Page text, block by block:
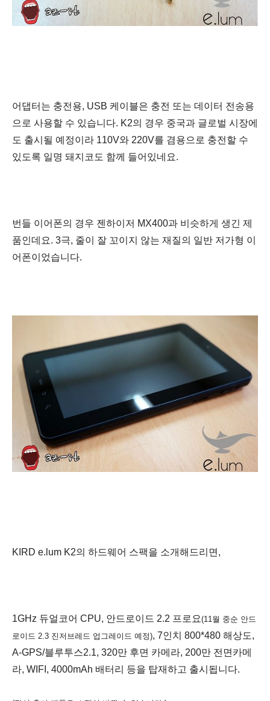
어댑터는 충전용, USB 케이블은 충전 또는 데이터 전송용
으로 사용할 수 있습니다. K2의 경우 중국과 글로벌 시장에
도 출시될 예정이라 110V와 220V를 겸용으로 충전할 수
있도록 일명 돼지코도 함께 들어있네요.
번들 이어폰의 경우 젠하이저 MX400과 비슷하게 생긴 제
품인데요. 3극, 줄이 잘 꼬이지 않는 재질의 일반 저가형 이
어폰이었습니다.
KIRD e.lum K2의 하드웨어 스팩을 소개해드리면,
1GHz 듀얼코어 CPU, 안드로이드 2.2 프로요(11월 중순 안드
로이드 2.3 진저브레드 업그레이드 예정), 7인치 800*480 해상도,
A-GPS/블루투스2.1, 320만 후면 카메라, 200만 전면카메
라, WIFI, 4000mAh 배터리 등을 탑재하고 출시됩니다.